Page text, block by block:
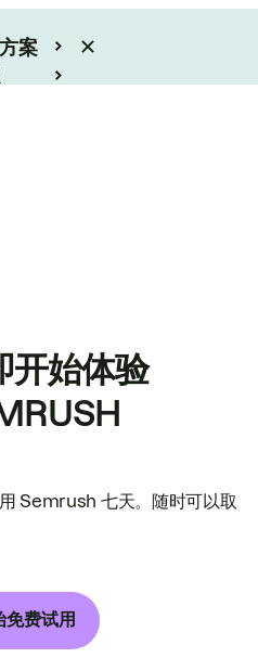
案
开始体验
Semrush 七天。随时可以取
免费试用